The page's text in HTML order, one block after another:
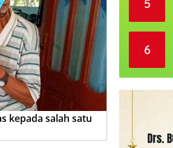
kepada salah satu
5
6